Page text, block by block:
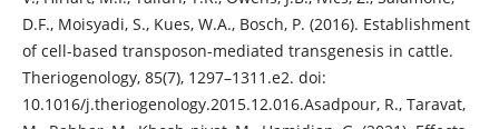
D.F., Moisyadi, S., Kues, W.A., Bosch, P. (2016). Establishment
of cell-based transposon-mediated transgenesis in cattle.
Theriogenology, 85(7), 1297–1311.e2. doi:
10.1016/j.theriogenology.2015.12.016.Asadpour, R., Taravat,